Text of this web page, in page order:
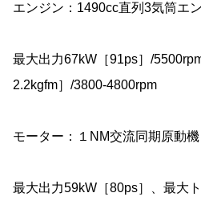
エンジン：1490cc直列3気筒エ
最大出力67kW［91ps］/
2.2kgfm］/3800-4800rpm
モーター：１NM交流同期原動機
最大出力59kW［80ps］、最大